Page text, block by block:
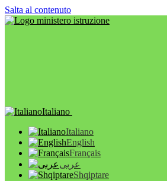
Salta al contenuto
Italiano
Italiano
English
Français
عربى
Shqiptare